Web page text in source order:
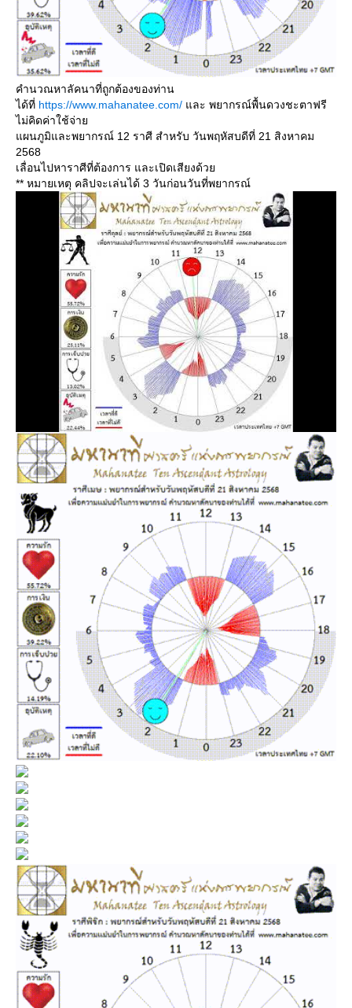
คำนวณหาลัคนาที่ถูกต้องของท่าน
ได้ที่ https://www.mahanatee.com/ ละ พยากรณ์พื้นดวงชะตาฟรี
ไม่คิดค่าใช้จ่า
ผนภูมิและพยากรณ์ 12 ราศี สำหรับ วันพฤหัสบดีที่ 21 สิงหาคม
2568
เลื่อนไปหาราศีที่ต้องการ และเปิดเสียงด้ว
** หมายเหตุ คลิปจะเล่นได้ 3 วันก่อนวันที่พยากรณ์